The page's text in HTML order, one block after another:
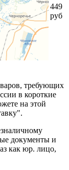
449
руб
требующих
в короткие
на этой
документы и
как юр. лицо,